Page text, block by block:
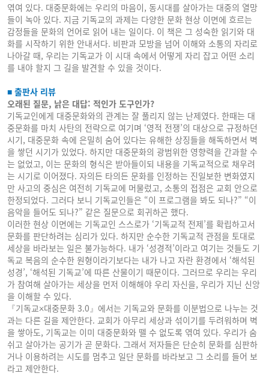
엮여 있다. 대중문화에는 우리의 마음이, 동시대를 살아가는 대중의 열망
들이 녹아 있다. 지금 기독교의 과제는 다양한 문화 현상 이면에 흐르는
감정들을 문화의 언어로 읽어 내는 일이다. 이 책은 그 성숙한 읽기와 대
화를 시작하기 위한 안내서다. 비판과 모방을 넘어 이해와 소통의 자리로
나아갈 때, 우리는 기독교가 이 시대 속에서 어떻게 자리 잡고 어떤 소리
를 내야 할지 그 길을 발견할 수 있을 것이다.
■ 출판사 리뷰
오래된 질문, 낡은 대답: 적인가 도구인가?
기독교인에게 대중문화와의 관계는 잘 풀리지 않는 난제였다. 한때는 대
중문화를 마치 사탄의 전략으로 여기며 ‘영적 전쟁’의 대상으로 규정하던
시기, 대중문화 속에 은밀히 숨어 있다는 유해한 상징들을 해독하면서 벽
을 쌓던 시기가 있었다. 하지만 대중문화의 광범위한 영향력을 간과할 수
는 없었고, 이는 문화의 형식은 받아들이되 내용을 기독교적으로 채우려
는 시기로 이어졌다. 자의든 타의든 문화를 인정하는 진일보한 변화였지
만 사고의 중심은 여전히 기독교에 머물렀고, 소통의 접점은 교회 안으로
한정되었다. 그러다 보니 기독교인들은 “이 프로그램을 봐도 되나?” “이
음악을 들어도 되나?” 같은 질문으로 회귀하곤 했다.
이러한 현상 이면에는 기독교인 스스로가 ‘기독교적 전제’를 확립하고서
문화를 판단하려는 심리가 있다. 하지만 순수한 기독교적 관점을 토대로
세상을 바라보는 일은 불가능하다. 내가 ‘성경적’이라고 여기는 것들도 기
독교 복음의 순수한 원형이라기보다는 내가 나고 자란 환경에서 ‘해석된
성경’, ‘해석된 기독교’에 따른 산물이기 때문이다. 그러므로 우리는 우리
가 참여해 살아가는 세상을 먼저 이해해야 우리 자신을, 우리가 지닌 신앙
을 이해할 수 있다.
『기독교×대중문화 3.0』에서는 기독교와 문화를 이분법으로 나누는 것
과는 다른 길을 제안한다. 교회가 아무리 세상과 섞이기를 두려워하며 벽
을 쌓아도, 기독교는 이미 대중문화와 뗄 수 없도록 엮여 있다. 우리가 숨
쉬고 살아가는 공기가 곧 문화다. 그래서 저자들은 단순히 문화를 심판하
거나 이용하려는 시도를 멈추고 일단 문화를 바라보고 그 소리를 들어 보
라고 제안한다.